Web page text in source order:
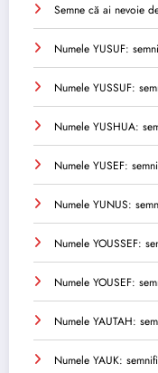
Semne că ai nevoie
Numele YUSUF:
Numele YUSSUF:
Numele YUSHUA:
Numele YUSEF:
Numele YUNUS:
Numele YOUSSEF:
Numele YOUSEF:
Numele YAUTAH:
Numele YAUK: